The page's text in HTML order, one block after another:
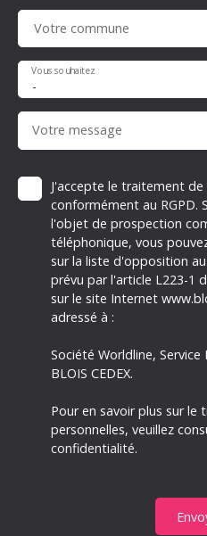
Votre commune
-
Vous souhaitez
Votre message
J'accepte le traitement
conformément au RGPD.
l'objet de prospection
téléphonique, vous
sur la liste d'opposition
prévu par l'article L223-1
sur le site Internet
adressé à :
Société Worldline, Service
BLOIS CEDEX.
Pour en savoir plus sur
personnelles, veuillez
confidentialité.